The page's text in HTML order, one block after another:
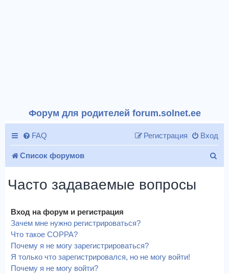
Форум для родителей forum.solnet.ee
FAQ Вход
Регистрация
Список форумов
Часто задаваемые вопросы
Вход на форум и регистрация
Зачем мне нужно регистрироваться?
Что такое COPPA?
Почему я не могу зарегистрироваться?
Я только что зарегистрировался, но не могу войти!
Почему я не могу войти?